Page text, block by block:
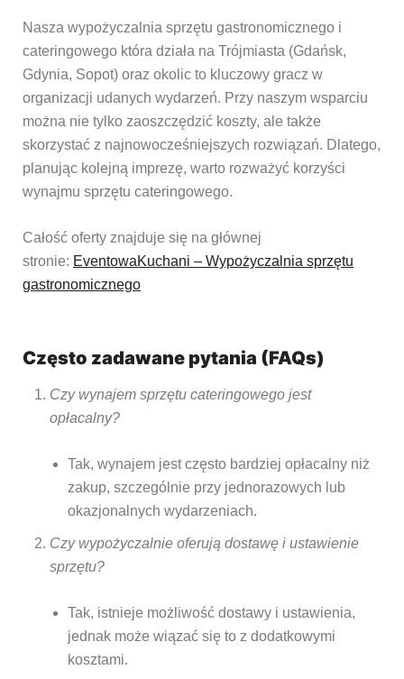
Nasza wypożyczalnia sprzętu gastronomicznego i
cateringowego która działa na Trójmiasta (Gdańsk,
Gdynia, Sopot) oraz okolic to kluczowy gracz w
organizacji udanych wydarzeń. Przy naszym wsparciu
można nie tylko zaoszczędzić koszty, ale także
skorzystać z najnowocześniejszych rozwiązań. Dlatego,
planując kolejną imprezę, warto rozważyć korzyści
wynajmu sprzętu cateringowego.
Całość oferty znajduje się na głównej
stronie: EventowaKuchani – Wypożyczalnia sprzętu
gastronomicznego
Często zadawane pytania (FAQs)
Czy wynajem sprzętu cateringowego jest
opłacalny?
Tak, wynajem jest często bardziej opłacalny niż
zakup, szczególnie przy jednorazowych lub
okazjonalnych wydarzeniach.
Czy wypożyczalnie oferują dostawę i ustawienie
sprzętu?
Tak, istnieje możliwość dostawy i ustawienia,
jednak może wiązać się to z dodatkowymi
kosztami.